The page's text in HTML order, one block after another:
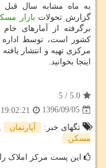
گزارش تحولات بازار
برگرفته از آمارهای
كشور است، توسط
مركزی تهیه و انتشار
اینجا بخوانید.
5.0
/
5
1396/09/05
19:02:21
تگهای خبر:
آپارتمان
مسكن
این پست مرکز املاک